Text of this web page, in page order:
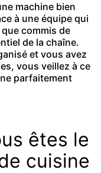
machine bien
à une équipe qui
commis de
de la chaîne.
et vous avez
vous veillez à ce
parfaitement
êtes le
cuisine